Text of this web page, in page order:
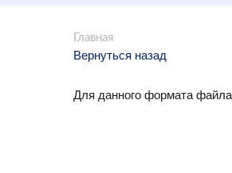
Главная
Вернуться назад
Для данного формата